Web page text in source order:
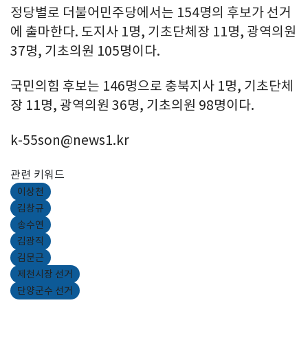
정당별로 더불어민주당에서는 154명의 후보가 선거
에 출마한다. 도지사 1명, 기초단체장 11명, 광역의원
37명, 기초의원 105명이다.
국민의힘 후보는 146명으로 충북지사 1명, 기초단체
장 11명, 광역의원 36명, 기초의원 98명이다.
k-55son@news1.kr
관련 키워드
이상천
김창규
송수연
김광직
김문근
제천시장 선거
단양군수 선거